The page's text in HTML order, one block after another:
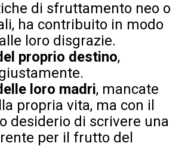
di sfruttamento neo o
ha contribuito in modo
loro disgrazie.
proprio destino,
loro madri, mancate
propria vita, ma con il
desiderio di scrivere una
per il frutto del